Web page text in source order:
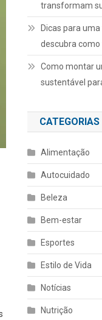
transformam
Dicas para
descubra
Como montar
sustentável
CATEGORIAS
Alimentação
Autocuidado
Beleza
Bem-estar
Esportes
Estilo de Vida
Notícias
Nutrição